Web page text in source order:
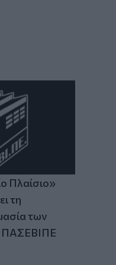
Πλαίσιο»
τη
των
ΠΑΣΕΒΙΠΕ